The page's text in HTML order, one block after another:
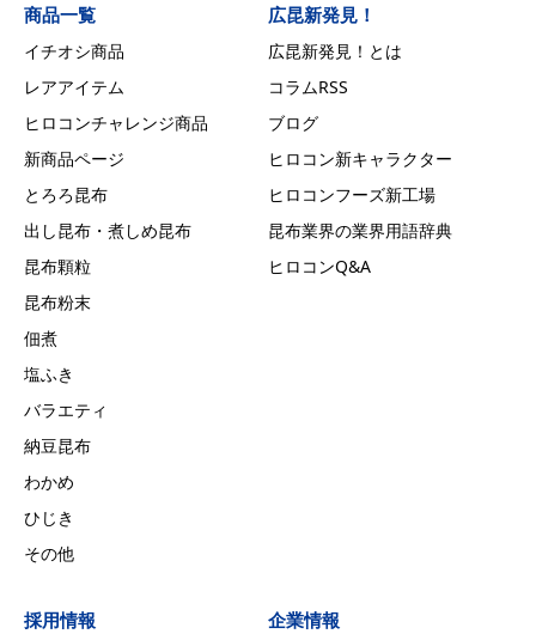
商品一覧
イチオシ商品
レアアイテム
ヒロコンチャレンジ商品
新商品ページ
とろろ昆布
出し昆布・煮しめ昆布
昆布顆粒
昆布粉末
佃煮
塩ふき
バラエティ
納豆昆布
わかめ
ひじき
その他
広昆新発見！
広昆新発見！とは
コラムRSS
ブログ
ヒロコン新キャラクター
ヒロコンフーズ新工場
昆布業界の業界用語辞典
ヒロコンQ&A
採用情報 企業情報